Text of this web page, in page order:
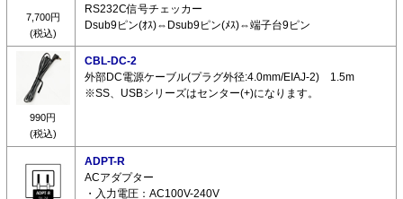
7,700円
(税込)
RS232C信号チェッカー
Dsub9ピン(ｵｽ)⇔Dsub9ピン(ﾒｽ)⇔端子台9ピン
990円
(税込)
CBL-DC-2
外部DC電源ケーブル(プラグ外径:4.0mm/EIAJ-2) 1.5m
※SS、USBシリーズはセンター(+)になります。
ADPT-R
ACアダプター
・入力電圧：AC100V-240V